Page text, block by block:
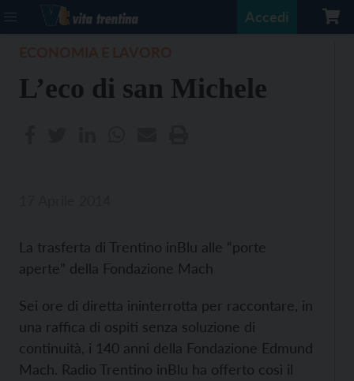
Accedi
L’eco di san Michele
La trasferta di Trentino inBlu alle “porte
aperte” della Fondazione Mach
Sei ore di diretta ininterrotta per raccontare, in
una raffica di ospiti senza soluzione di
continuità, i 140 anni della Fondazione Edmund
Mach. Radio Trentino inBlu ha offerto così il